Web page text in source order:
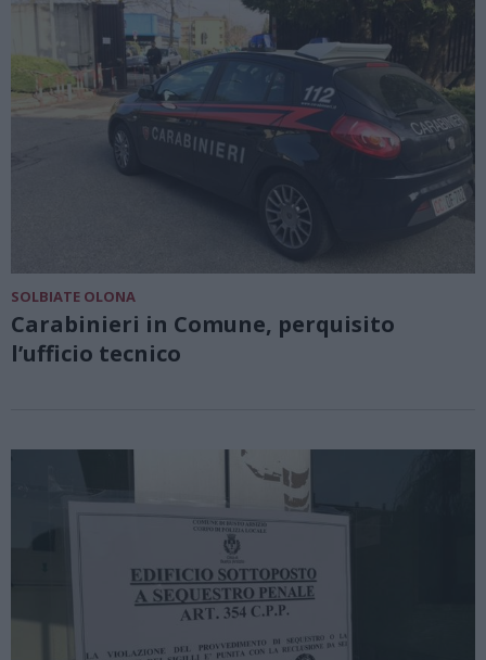
SOLBIATE OLONA
Carabinieri in Comune, perquisito
l’ufficio tecnico